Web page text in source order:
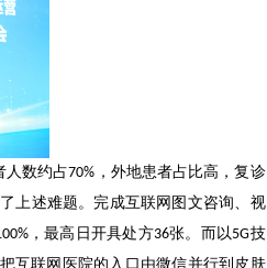
数约占70%，外地患者占比高，复诊
上述难题。完成互联网图文咨询、视
，最高日开具处方36张。而以5G技